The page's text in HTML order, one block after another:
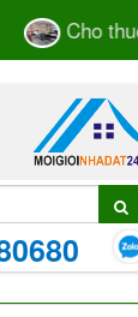
Cho thuê